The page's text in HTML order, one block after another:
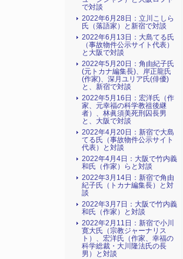
で対談
2022年6月28日：立川こしら
氏（落語家）と新宿で対談
2022年6月13日：大島てる氏
（事故物件公示サイト代表）
と大阪で対談
2022年5月20日：角由紀子氏
(元トカナ編集長)、岸正龍氏
(作家)、深月ユリア氏(俳優)
と、新宿で対談
2022年5月16日：宏洋氏（作
家、元幸福の科学教祖後継
者）、林眞須美死刑囚長男
と、大阪で対談
2022年4月20日：新宿で大島
てる氏（事故物件公示サイト
代表）と対談
2022年4月4日：大阪で竹内義
和氏（作家）らと対談
2022年3月14日：新宿で角由
紀子氏（トカナ編集長）と対
談
2022年3月7日：大阪で竹内義
和氏（作家）と対談
2022年2月11日：新宿で小川
寛大氏（宗教ジャーナリス
ト）、宏洋氏（作家、幸福の
科学総裁・大川隆法氏の長
男）と対談